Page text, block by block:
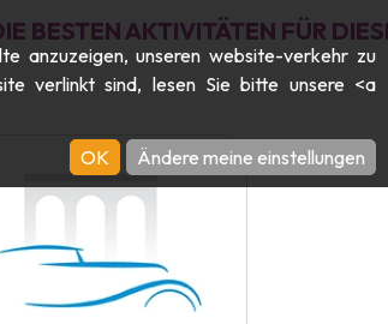
BESTEN AKTIVITÄTEN FÜR
anzuzeigen, unseren website-verkehr zu
verlinkt sind, lesen Sie bitte unsere <a
OK
Ändere meine einstellungen